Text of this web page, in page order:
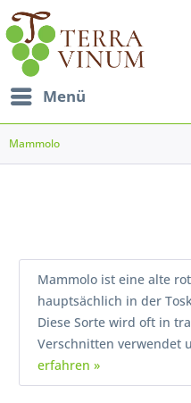
Menü
Mammolo
Mammolo ist eine alte
hauptsächlich in der
Diese Sorte wird oft in
Verschnitten verwendet
erfahren »